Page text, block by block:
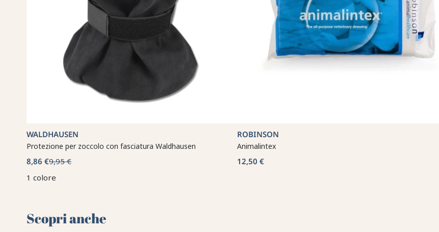
WALDHAUSEN
Protezione per zoccolo con fasciatura Waldhausen
8,86 €9,95 €
1 colore
ROBINSON
Animalintex
12,50 €
Scopri anche 🌻